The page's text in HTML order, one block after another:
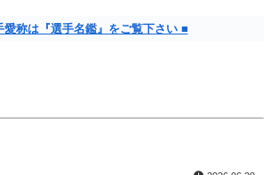
愛称は『選手名鑑』をご覧下さい ■